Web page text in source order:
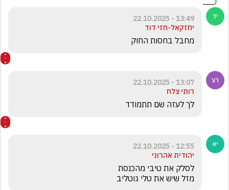
13:49 - 22.10.2025
יחזקאל-חזי דוד
מחבל בחסות החוק
13:07 - 22.10.2025
רותי צלח
לך לעזה שם תתמודד
12:55 - 22.10.2025
יהודית אהרוני
מזל שיש את טלי גוטליב